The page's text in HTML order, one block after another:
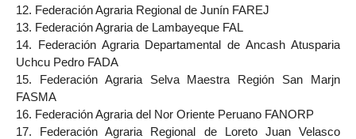
12. Federación Agraria Regional de Junín FAREJ
13. Federación Agraria de Lambayeque FAL
14. Federación Agraria Departamental de Ancash Atusparia
Uchcu Pedro FADA
15. Federación Agraria Selva Maestra Región San Marjn
FASMA
16. Federación Agraria del Nor Oriente Peruano FANORP
17. Federación Agraria Regional de Loreto Juan Velasco